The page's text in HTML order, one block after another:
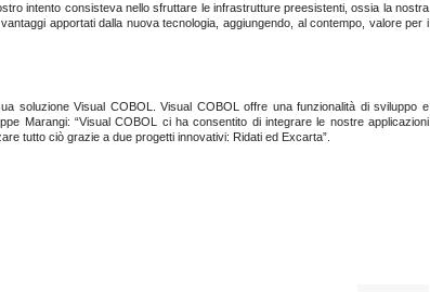
intento consisteva nello sfruttare le infrastrutture preesistenti, ossia la nostra
apportati dalla nuova tecnologia, aggiungendo, al contempo, valore per i
soluzione Visual COBOL. Visual COBOL offre una funzionalità di sviluppo e
Marangi: “Visual COBOL ci ha consentito di integrare le nostre applicazioni
tutto ciò grazie a due progetti innovativi: Ridati ed Excarta”.